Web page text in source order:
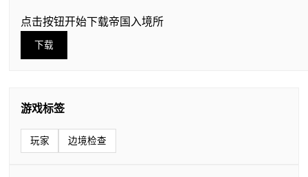
点击按钮开始下载帝国入境所
下载
游戏标签
玩家 边境检查